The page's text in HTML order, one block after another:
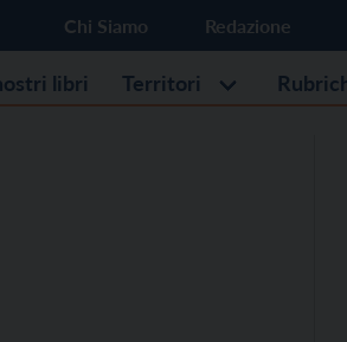
Chi Siamo Redazione
libri Territori